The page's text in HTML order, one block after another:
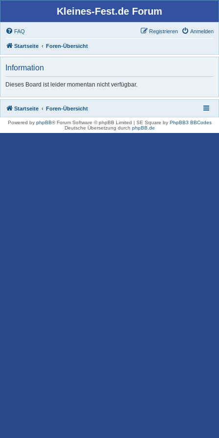
Kleines-Fest.de Forum
FAQ Anmelden
Registrieren
Startseite Foren-Übersicht
Information
Dieses Board ist leider momentan nicht verfügbar.
Startseite Foren-Übersicht
Powered by phpBB® Forum Software © phpBB Limited | SE Square by PhpBB3 BBCodes
Deutsche Übersetzung durch phpBB.de